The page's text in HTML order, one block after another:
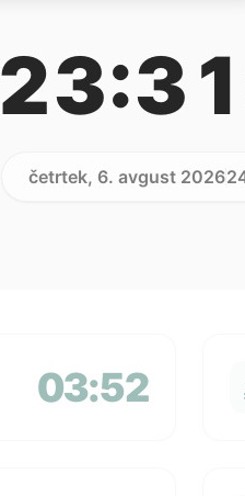
četrtek, 6. avgust 2026
03:52